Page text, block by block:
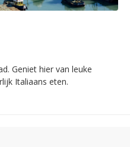
Geniet hier van leuke
Italiaans eten.